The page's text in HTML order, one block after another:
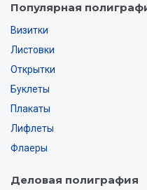
Популярная
Визитки
Листовки
Открытки
Буклеты
Плакаты
Лифлеты
Флаеры
Деловая полиграфия